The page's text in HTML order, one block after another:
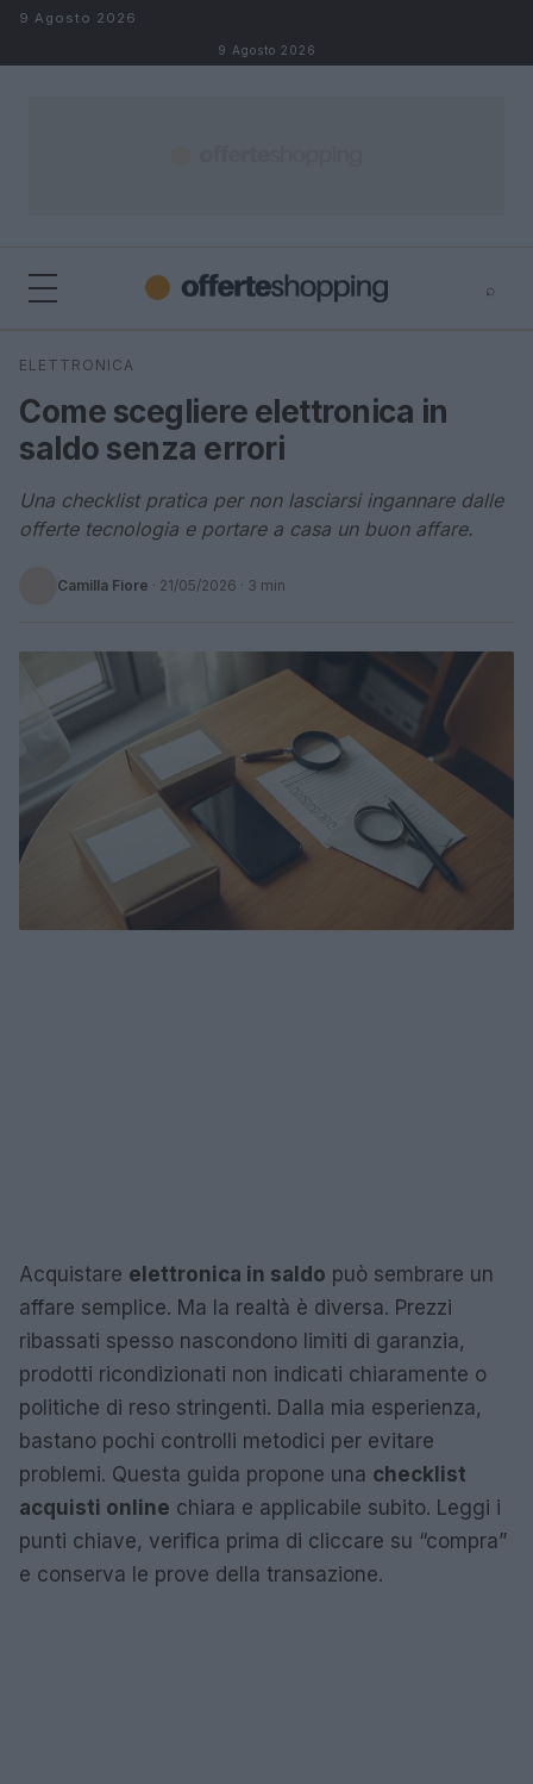
Salta al contenuto
9 Agosto 2026
9 Agosto 2026
⌕
Cerca
ELETTRONICA
Come scegliere elettronica in
saldo senza errori
Una checklist pratica per non lasciarsi ingannare dalle
offerte tecnologia e portare a casa un buon affare.
Camilla Fiore · 21/05/2026 · 3 min
Acquistare elettronica in saldo può sembrare un
affare semplice. Ma la realtà è diversa. Prezzi
ribassati spesso nascondono limiti di garanzia,
prodotti ricondizionati non indicati chiaramente o
politiche di reso stringenti. Dalla mia esperienza,
bastano pochi controlli metodici per evitare
problemi. Questa guida propone una checklist
acquisti online chiara e applicabile subito. Leggi i
punti chiave, verifica prima di cliccare su “compra”
e conserva le prove della transazione.